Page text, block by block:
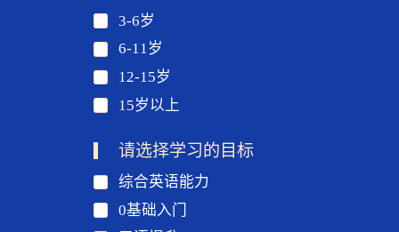
3-6岁
6-11岁
12-15岁
15岁以上
请选择学习的目标
综合英语能力
0基础入门